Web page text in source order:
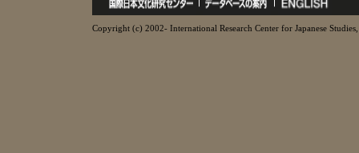
Copyright (c) 2002- International Research Center for Japanese